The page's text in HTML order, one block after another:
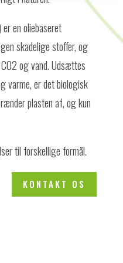
en oliebaseret
skadelige stoffer, og
og vand. Udsættes
varme, er det biologisk
plasten af, og kun
til forskellige formål.
KONTAKT OS